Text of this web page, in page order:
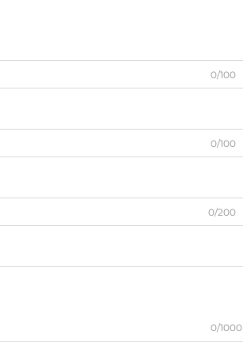
0/100
0/100
0/200
0/1000